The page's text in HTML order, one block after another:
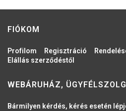
FIÓKOM
Profilom Regisztráció
Elállás szerződéstől
WEBÁRUHÁZ,
Bármilyen kérdés, kérés esetén